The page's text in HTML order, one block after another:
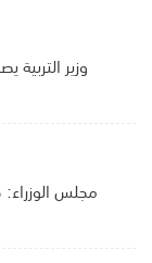
وزير التربية
مجلس